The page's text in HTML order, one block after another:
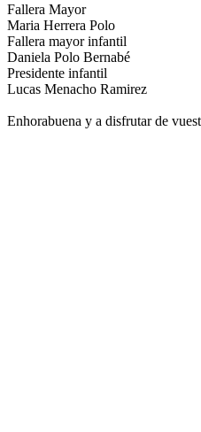
Fallera Mayor
Maria Herrera Polo
Fallera mayor infantil
Daniela Polo Bernabé
Presidente infantil
Lucas Menacho Ramirez
Enhorabuena y a disfrutar de